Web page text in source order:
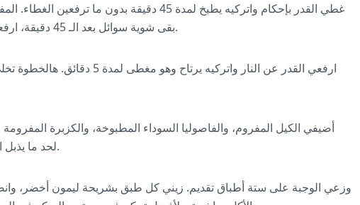
غطي القدر بإحكام واتركيه يطبخ لمدة 45 دقيقة
بقى شوية سوائل بعد الـ 45 دقيقة، ارفعي الغطاء واتركيه يطبخ مكشوف لـ 5 دقائق إضافية.
ارفعي القدر عن النار واتركيه
أضيفي الكيل المفروم، والفاصوليا السوداء المطبوخة، والكزبرة
لحد ما يذبل الكيل شوي من حرارة القدر، بياخذ حوالي 2-3 دقائق.
وزعي الوجبة على ستة أطباق تقديم. زيني كل طبق بشريحة ليمون أخضر،